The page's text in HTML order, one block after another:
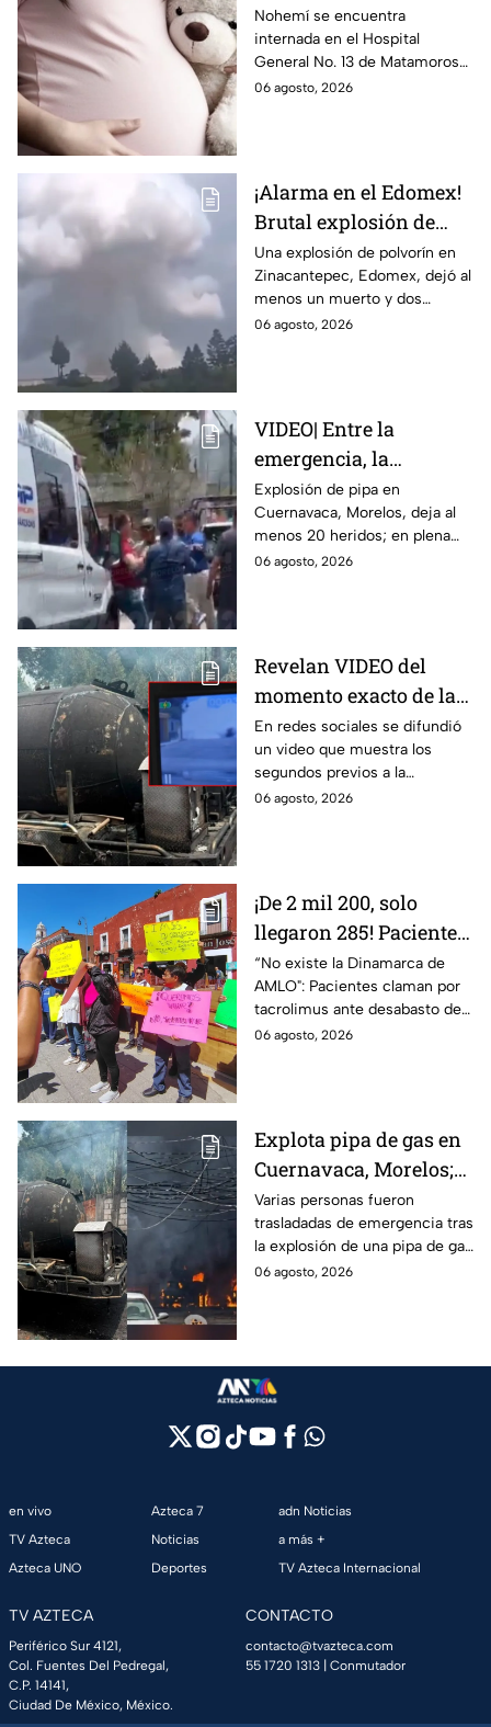
Matamoros,
Tamaulipas; ¿qué pasó
con Nohemí?
Nohemí se encuentra
internada en el Hospital
General No. 13 de Matamoros
tras complicaciones por un
06 agosto, 2026
¡Alarma en el Edomex!
Brutal explosión de
polvorín en Santa
María del Monte,
Zinacantepec; reportan
al menos un muerto y
Una explosión de polvorín en
Zinacantepec, Edomex, dejó al
menos un muerto y dos
heridos; autoridades atiende la
06 agosto, 2026
VIDEO| Entre la
emergencia, la
desesperación y el
llanto de un niño;
adultos desatan pelea
tras explosión de pipa
Explosión de pipa en
Cuernavaca, Morelos, deja al
menos 20 heridos; en plena
emergencia, dos hombres
06 agosto, 2026
Revelan VIDEO del
momento exacto de la
explosión de pipa de
gas en Cuernavaca,
Morelos
En redes sociales se difundió
un video que muestra los
segundos previos a la
explosión de una pipa de gas
06 agosto, 2026
¡De 2 mil 200, solo
llegaron 285! Pacientes
claman por
medicamentos ante
desabasto en IMSS
Puebla
“No existe la Dinamarca de
AMLO": Pacientes claman por
tacrolimus ante desabasto de
medicamentos en hospital del
06 agosto, 2026
Explota pipa de gas en
Cuernavaca, Morelos;
se reportan más de 20
personas con
quemaduras
Varias personas fueron
trasladadas de emergencia tras
la explosión de una pipa de gas
cerca de la colonia Las
06 agosto, 2026
en vivo
TV Azteca
Azteca UNO
Azteca 7
Noticias
Deportes
adn Noticias
a más +
TV Azteca Internacional
TV AZTECA
Periférico Sur 4121,
Col. Fuentes Del Pedregal,
C.P. 14141,
Ciudad De México, México.
CONTACTO
contacto@tvazteca.com
55 1720 1313 | Conmutador